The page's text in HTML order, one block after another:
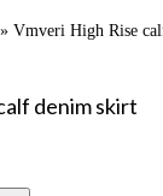
» Vmveri High Rise
denim skirt